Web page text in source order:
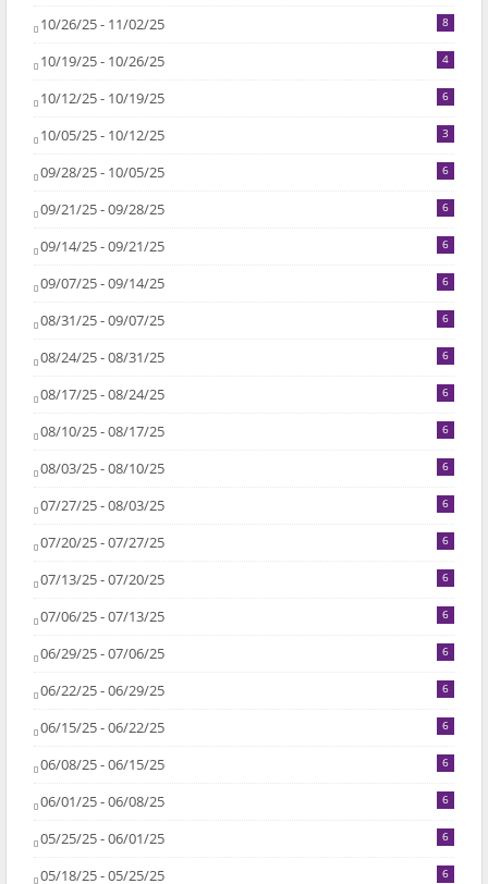
10/26/25 - 11/02/25 8
10/19/25 - 10/26/25 4
10/12/25 - 10/19/25 6
10/05/25 - 10/12/25 3
09/28/25 - 10/05/25 6
09/21/25 - 09/28/25 6
09/14/25 - 09/21/25 6
09/07/25 - 09/14/25 6
08/31/25 - 09/07/25 6
08/24/25 - 08/31/25 6
08/17/25 - 08/24/25 6
08/10/25 - 08/17/25 6
08/03/25 - 08/10/25 6
07/27/25 - 08/03/25 6
07/20/25 - 07/27/25 6
07/13/25 - 07/20/25 6
07/06/25 - 07/13/25 6
06/29/25 - 07/06/25 6
06/22/25 - 06/29/25 6
06/15/25 - 06/22/25 6
06/08/25 - 06/15/25 6
06/01/25 - 06/08/25 6
05/25/25 - 06/01/25 6
05/18/25 - 05/25/25 6